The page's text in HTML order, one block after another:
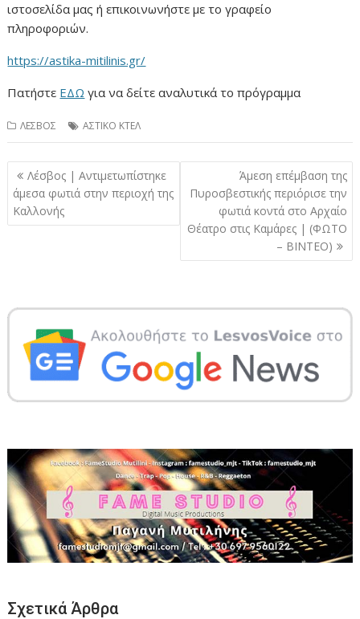
ιστοσελίδα μας ή επικοινωνήστε με το γραφείο
πληροφοριών.
https://astika-mitilinis.gr/
Πατήστε ΕΔΩ για να δείτε αναλυτικά το πρόγραμμα
ΛΕΣΒΟΣ ΑΣΤΙΚΟ ΚΤΕΛ
Πλοήγηση
άρθρων
Λέσβος | Αντιμετωπίστηκε
άμεσα φωτιά στην περιοχή της
Καλλονής
Άμεση επέμβαση της
Πυροσβεστικής περιόρισε την
φωτιά κοντά στο Αρχαίο
Θέατρο στις Καμάρες | (ΦΩΤΟ
– ΒΙΝΤΕΟ)
Σχετικά Άρθρα